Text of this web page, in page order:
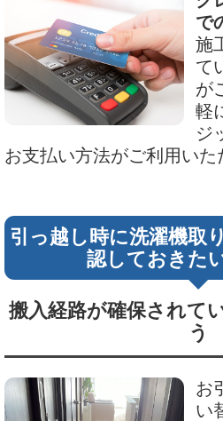
で
施
て
が
軽
ジ
お支払い方法がご利用いた
引っ越し時に洗濯機取
認しておきた
搬入経路が確保されて
う
お
い